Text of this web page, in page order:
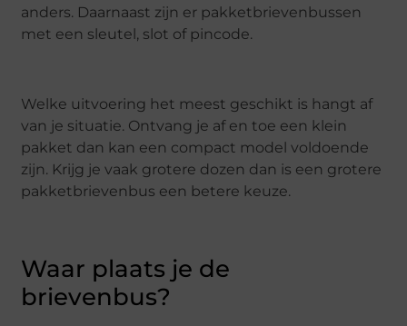
anders. Daarnaast zijn er pakketbrievenbussen
met een sleutel, slot of pincode.
Welke uitvoering het meest geschikt is hangt af
van je situatie. Ontvang je af en toe een klein
pakket dan kan een compact model voldoende
zijn. Krijg je vaak grotere dozen dan is een grotere
pakketbrievenbus een betere keuze.
Waar plaats je de
brievenbus?